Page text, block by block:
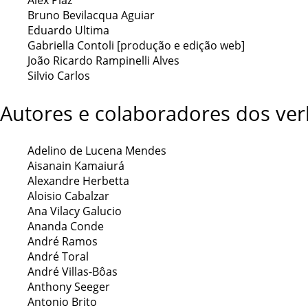
Bruno Bevilacqua Aguiar
Eduardo Ultima
Gabriella Contoli [produção e edição web]
João Ricardo Rampinelli Alves
Silvio Carlos
Autores e colaboradores dos
Adelino de Lucena Mendes
Aisanain Kamaiurá
Alexandre Herbetta
Aloisio Cabalzar
Ana Vilacy Galucio
Ananda Conde
André Ramos
André Toral
André Villas-Bôas
Anthony Seeger
Antonio Brito